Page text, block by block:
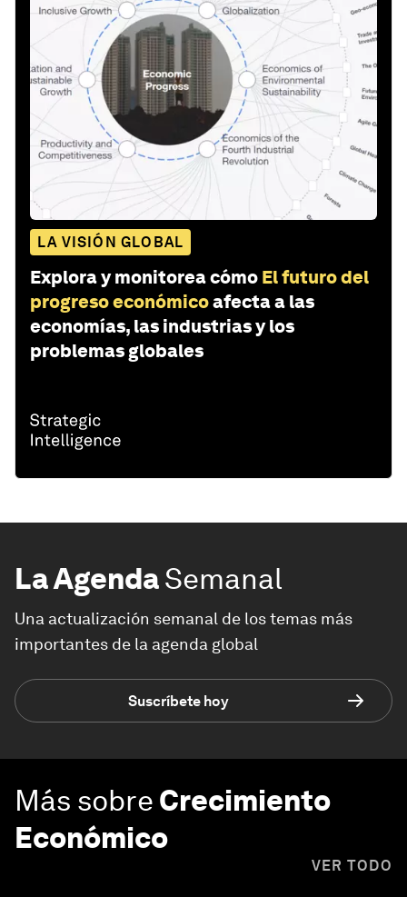
LA VISIÓN GLOBAL
Explora y monitorea cómo El futuro del
progreso económicoafecta a las
economías, las industrias y los
problemas globales
La AgendaSemanal
Una actualización semanal de los temas más
importantes de la agenda global
Suscríbete hoy
Más sobre Crecimiento
Económico
VER TODO